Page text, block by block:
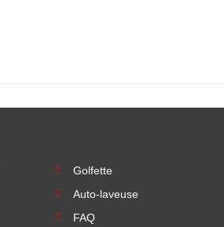
Golfette
Auto-laveuse
FAQ